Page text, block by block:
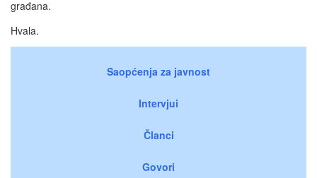
građana.
Hvala.
Saopćenja za javnost
Intervjui
Članci
Govori